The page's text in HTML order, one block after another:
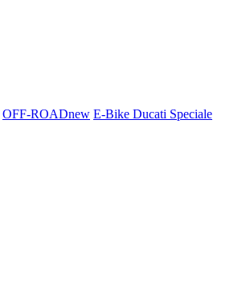
OFF-ROADnew E-Bike Ducati Speciale